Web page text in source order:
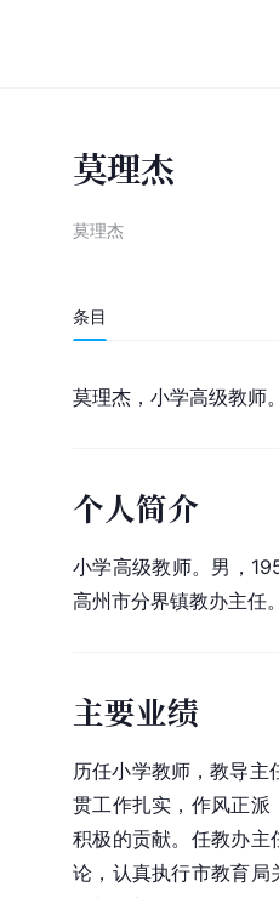
莫理杰
莫理杰
条目
莫理杰，小学高级教师
个人简介
小学高级教师。男，
高州市分界镇教办主任
主要业绩
历任小学教师，教导
贯工作扎实，作风正派
积极的贡献。任教办主
论，认真执行市教育局